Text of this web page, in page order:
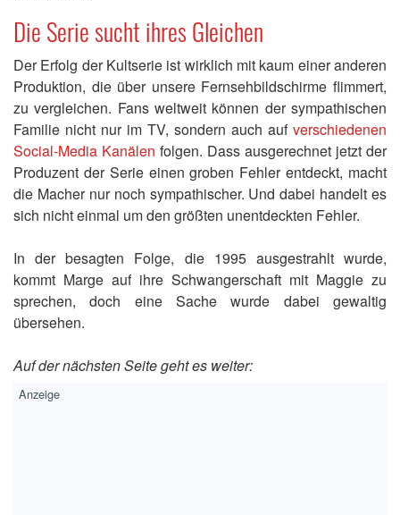
Die Serie sucht ihres Gleichen
Der Erfolg der Kultserie ist wirklich mit kaum einer anderen
Produktion, die über unsere Fernsehbildschirme flimmert,
zu vergleichen. Fans weltweit können der sympathischen
Familie nicht nur im TV, sondern auch auf verschiedenen
Social-Media Kanälen folgen. Dass ausgerechnet jetzt der
Produzent der Serie einen groben Fehler entdeckt, macht
die Macher nur noch sympathischer. Und dabei handelt es
sich nicht einmal um den größten unentdeckten Fehler.
In der besagten Folge, die 1995 ausgestrahlt wurde,
kommt Marge auf ihre Schwangerschaft mit Maggie zu
sprechen, doch eine Sache wurde dabei gewaltig
übersehen.
Auf der nächsten Seite geht es weiter: